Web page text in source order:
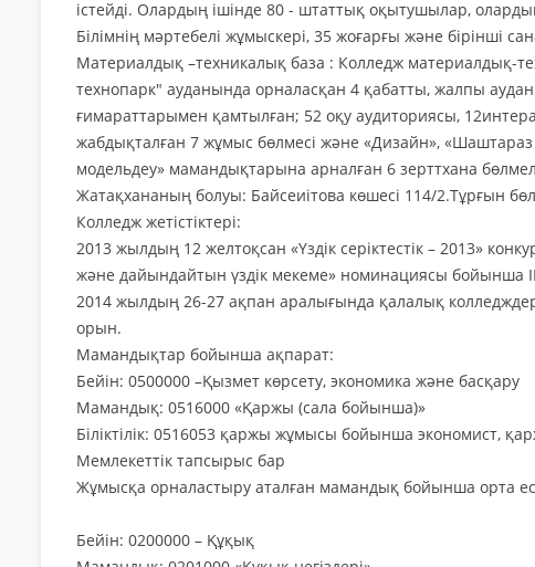
істейді. Олардың ішінде 80 - штаттық оқытушылар,
Білімнің мәртебелі жұмыскері, 35 жоғарғы және бірінші
Материалдық –техникалық база : Колледж материалдық-
технопарк" ауданында орналасқан 4 қабатты, жалпы
ғимараттарымен қамтылған; 52 оқу аудиториясы,
жабдықталған 7 жұмыс бөлмесі және «Дизайн», «Шаштараз
модельдеу» мамандықтарына арналған 6 зерттхана
Жатақхананың болуы: Байсеиітова көшесі 114/2.Тұрғын
Колледж жетістіктері:
2013 жылдың 12 желтоқсан «Үздік серіктестік – 2013»
және дайындайтын үздік мекеме» номинациясы бойынша
2014 жылдың 26-27 ақпан аралығында қалалық
орын.
Мамандықтар бойынша ақпарат:
Бейін: 0500000 –Қызмет көрсету, экономика және басқару
Мамандық: 0516000 «Қаржы (сала бойынша)»
Біліктілік: 0516053 қаржы жұмысы бойынша экономист,
Мемлекеттік тапсырыс бар
Жұмысқа орналастыру аталған мамандық бойынша орта
Бейін: 0200000 – Құқық